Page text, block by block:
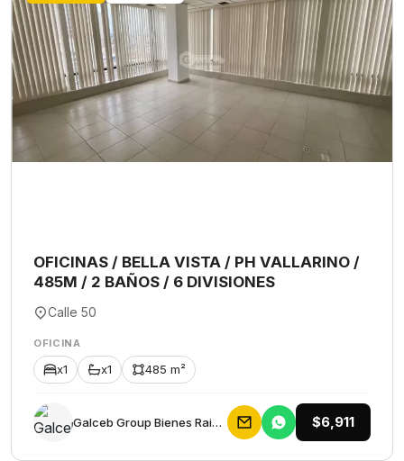
OFICINAS / BELLA VISTA / PH VALLARINO /
485M / 2 BAÑOS / 6 DIVISIONES
Calle 50
OFICINA
x1 x1 485 m²
Galceb Group Bienes Raices $6,911